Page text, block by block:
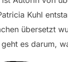
Kuhl
übersetzt
geht es darum,